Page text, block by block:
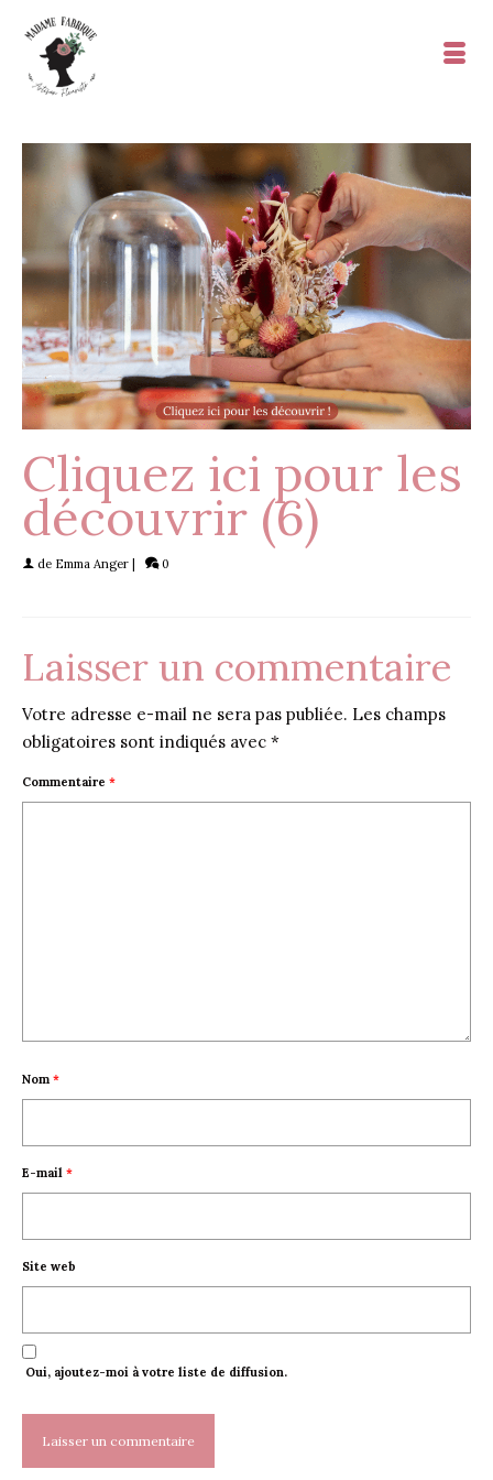
Cliquez ici pour les
découvrir (6)
de Emma Anger 0
Laisser un commentaire
Votre adresse e-mail ne sera pas publiée. Les champs
obligatoires sont indiqués avec *
Commentaire *
Nom *
E-mail *
Site web
Oui, ajoutez-moi à votre liste de diffusion.